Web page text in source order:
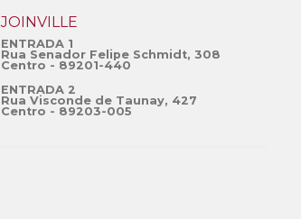
JOINVILLE
ENTRADA 1
Rua Senador Felipe Schmidt, 308
Centro - 89201-440
ENTRADA 2
Rua Visconde de Taunay, 427
Centro - 89203-005